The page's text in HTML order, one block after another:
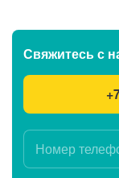
Свяжитесь с